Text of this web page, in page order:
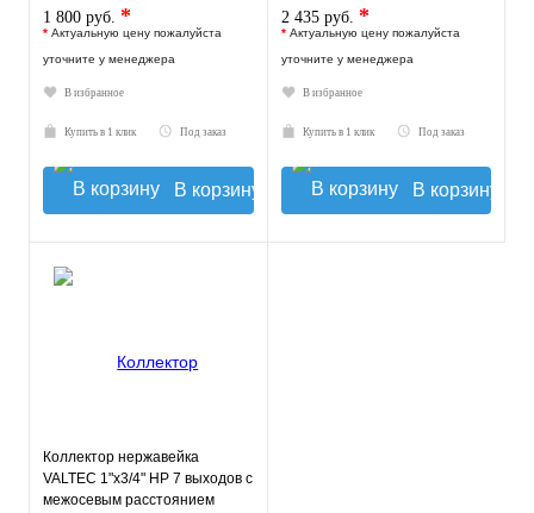
1 800 руб. *
* Актуальную цену пожалуйста
уточните у менеджера
В избранное
Купить в 1 клик Под заказ
В корзину
2 435 руб. *
* Актуальную цену пожалуйста
уточните у менеджера
В избранное
Купить в 1 клик Под заказ
В корзину
Коллектор нержавейка
VALTEC 1"х3/4" НР 7 выходов с
межосевым расстоянием